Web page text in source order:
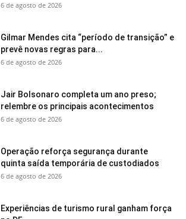
6 de agosto de 2026
Gilmar Mendes cita “período de transição” e
prevê novas regras para...
6 de agosto de 2026
Jair Bolsonaro completa um ano preso;
relembre os principais acontecimentos
6 de agosto de 2026
Operação reforça segurança durante
quinta saída temporária de custodiados
6 de agosto de 2026
Experiências de turismo rural ganham força